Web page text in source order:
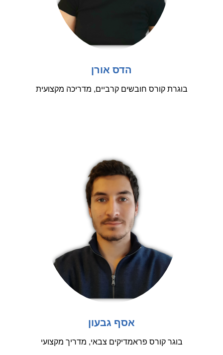
הדס אורן
בוגרת קורס חובשים קרביים, מדריכה מקצועית
אסף גבעון
בוגר קורס פראמדיקים צבאי, מדריך מקצועי